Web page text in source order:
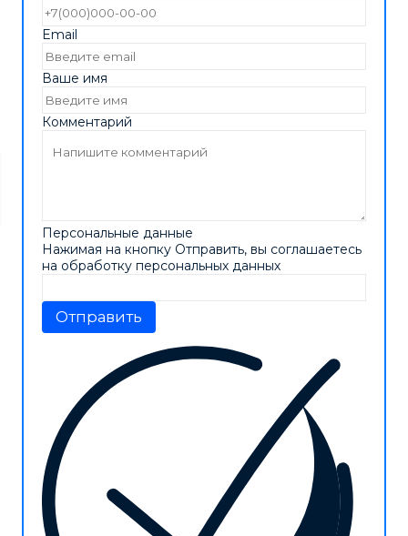
Email
Ваше имя
Комментарий
Персональные данные
Нажимая на кнопку Отправить, вы соглашаетесь
на обработку персональных данных
Отправить